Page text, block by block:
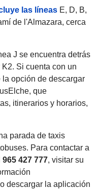
las líneas E, D, B,
de l'Almazara, cerca
J se encuentra detrás
Si cuenta con un
opción de descargar
que
itinerarios y horarios,
parada de taxis
Para contactar a
965 427 777, visitar su
descargar la aplicación